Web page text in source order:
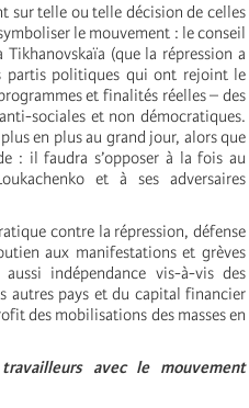
sur telle ou telle décision de celles
le mouvement : le conseil
(que la répression a
partis politiques qui ont rejoint le
et finalités réelles – des
sociales et non démocratiques.
en plus au grand jour, alors que
: il faudra s’opposer à la fois au
et à ses adversaires
contre la répression, défense
aux manifestations et grèves
indépendance vis-à-vis des
autres pays et du capital financier
des mobilisations des masses en
avec le mouvement